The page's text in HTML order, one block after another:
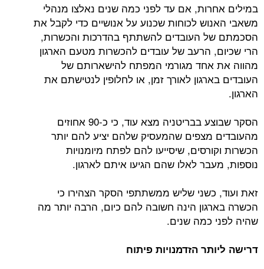
במילים אחרות, אם עד לפני כמה שנים נאלצו מנהלי
משאבי האנוש לכוחות שכנוע על אנושיים כדי לקבל את
הסכמתם של העובדים להשתתף בהדרכות והכשרות,
הרי שכיום, הרעב של עובדים להכשרות מטעם הארגון
מהווה את אחד מגורמי המפתח להישארותם של
העובדים בארגון לאורך זמן, או לחלופין לנטישתם את
הארגון.
הסקר שבוצע בבריטניה מצא עוד, כי כ-90 אחוזים
מהעובדים מצפים שהמעסיק שלהם יציע להם יותר
הכשרות וקורסים, שיסייעו להם לפתח מיומנויות
נוספות, מעבר לאלו שהם הגיעו איתם לארגון.
זאת ועוד, כשני שליש ממשתתפי הסקר הצהירו כי
הכשרה בארגון הינה חשובה להם כיום, הרבה יותר מה
שהיה לפני כמה שנים.
דרישה ליותר הזדמנויות פיתוח